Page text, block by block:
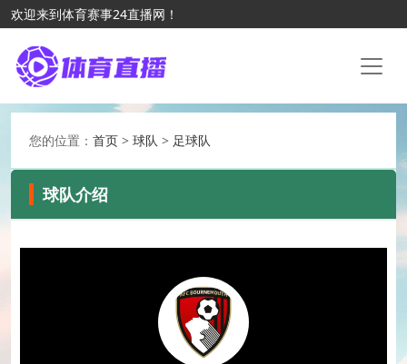
欢迎来到体育赛事24直播网！
您的位置： 首页 > 球队 > 足球队
球队介绍